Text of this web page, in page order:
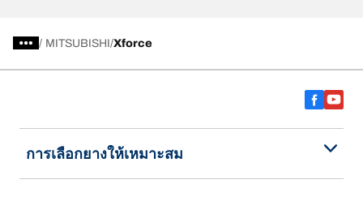
/ MITSUBISHI Xforce
การเลือกยางให้เหมาะสม